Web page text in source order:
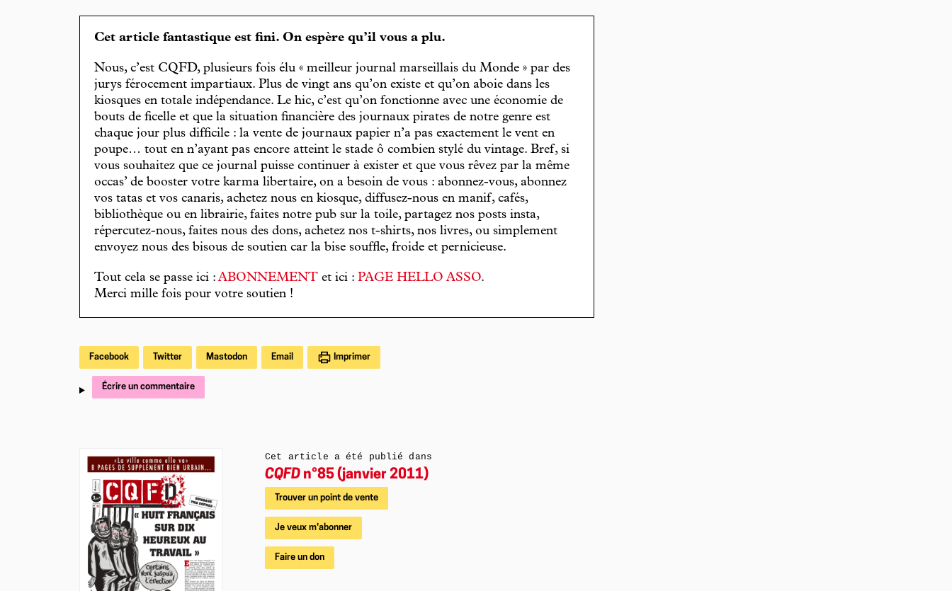
Cet article fantastique est fini. On espère qu’il vous a plu.
Nous, c’est CQFD, plusieurs fois élu « meilleur journal marseillais du Monde » par des
jurys férocement impartiaux. Plus de vingt ans qu’on existe et qu’on aboie dans les
kiosques en totale indépendance. Le hic, c’est qu’on fonctionne avec une économie de
bouts de ficelle et que la situation financière des journaux pirates de notre genre est
chaque jour plus difficile : la vente de journaux papier n’a pas exactement le vent en
poupe… tout en n’ayant pas encore atteint le stade ô combien stylé du vintage. Bref, si
vous souhaitez que ce journal puisse continuer à exister et que vous rêvez par la même
occas’ de booster votre karma libertaire, on a besoin de vous : abonnez-vous, abonnez
vos tatas et vos canaris, achetez nous en kiosque, diffusez-nous en manif, cafés,
bibliothèque ou en librairie, faites notre pub sur la toile, partagez nos posts insta,
répercutez-nous, faites nous des dons, achetez nos t-shirts, nos livres, ou simplement
envoyez nous des bisous de soutien car la bise souffle, froide et pernicieuse.
Tout cela se passe ici : ABONNEMENT et ici : PAGE HELLO ASSO.
Merci mille fois pour votre soutien !
Facebook Twitter Mastodon Email Imprimer
Écrire un commentaire
Cet article a été publié dans
CQFD n°85 (janvier 2011)
Trouver un point de vente
Je veux m'abonner
Faire un don